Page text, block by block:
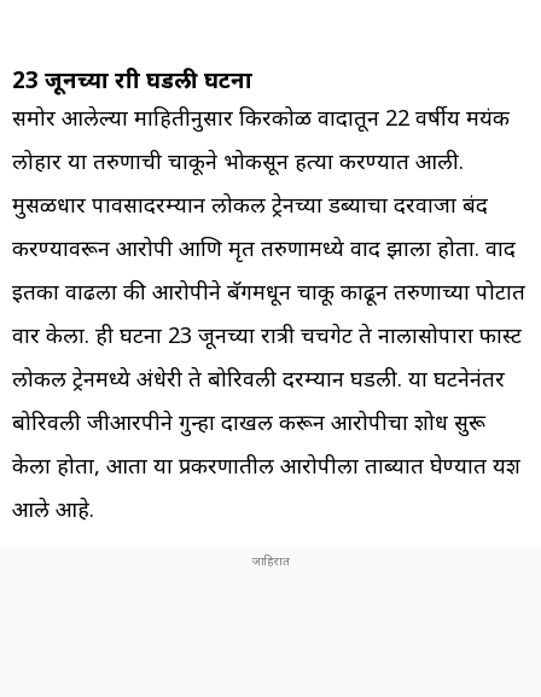
23 जूनच्या रात्री घडली घटना
समोर आलेल्या माहितीनुसार किरकोळ वादातून 22 वर्षीय मयंक
लोहार या तरुणाची चाकूने भोकसून हत्या करण्यात आली.
मुसळधार पावसादरम्यान लोकल ट्रेनच्या डब्याचा दरवाजा बंद
करण्यावरून आरोपी आणि मृत तरुणामध्ये वाद झाला होता. वाद
इतका वाढला की आरोपीने बॅगमधून चाकू काढून तरुणाच्या पोटात
वार केला. ही घटना 23 जूनच्या रात्री चर्चगेट ते नालासोपारा फास्ट
लोकल ट्रेनमध्ये अंधेरी ते बोरिवली दरम्यान घडली. या घटनेनंतर
बोरिवली जीआरपीने गुन्हा दाखल करून आरोपीचा शोध सुरू
केला होता, आता या प्रकरणातील आरोपीला ताब्यात घेण्यात यश
आले आहे.